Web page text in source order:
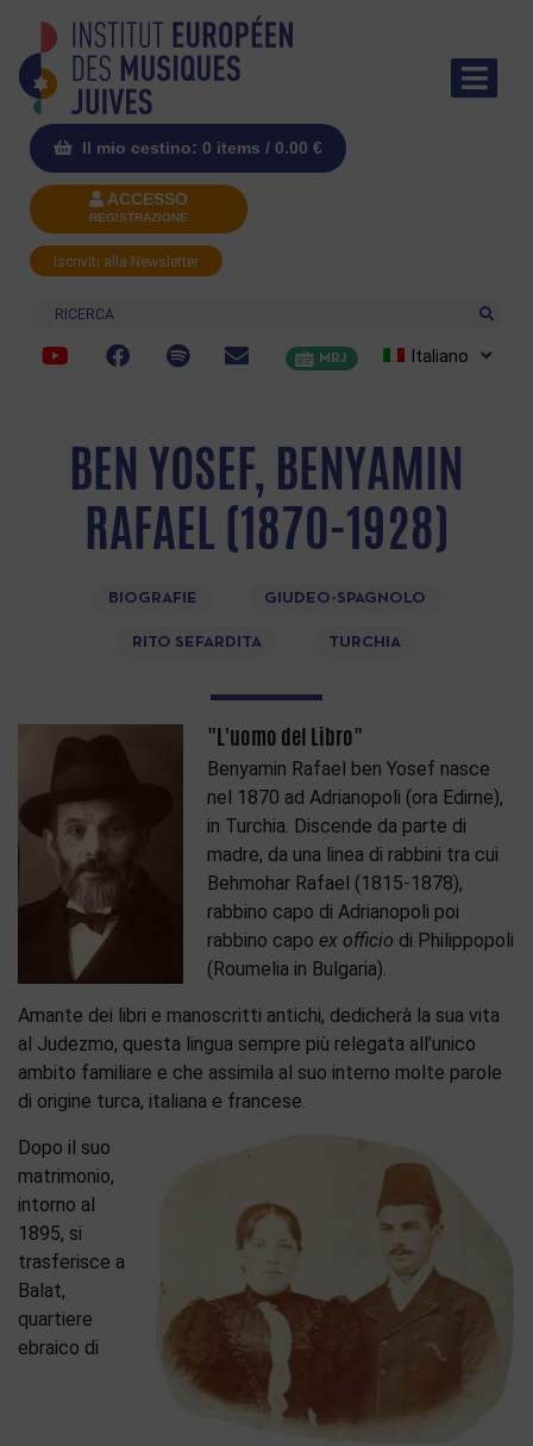
Il mio cestino: 0 items / 0.00 €
ACCESSO
REGISTRAZIONE
Iscriviti alla Newsletter
Ricerca
MRJ Italiano
BEN YOSEF, BENYAMIN
RAFAEL (1870-1928)
BIOGRAFIE GIUDEO-SPAGNOLO
RITO SEFARDITA TURCHIA
"L'uomo del Libro"
Benyamin Rafael ben Yosef nasce
nel 1870 ad Adrianopoli (ora Edirne),
in Turchia. Discende da parte di
madre, da una linea di rabbini tra cui
Behmohar Rafael (1815-1878),
rabbino capo di Adrianopoli poi
rabbino capo ex officio di Philippopoli
(Roumelia in Bulgaria).
Amante dei libri e manoscritti antichi, dedicherà la sua vita
al Judezmo, questa lingua sempre più relegata all’unico
ambito familiare e che assimila al suo interno molte parole
di origine turca, italiana e francese.
Dopo il suo
matrimonio,
intorno al
1895, si
trasferisce a
Balat,
quartiere
ebraico di